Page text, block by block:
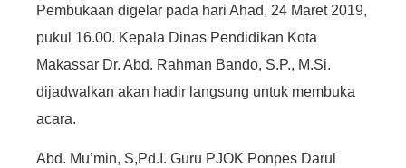
Pembukaan digelar pada hari Ahad, 24 Maret 2019,
pukul 16.00. Kepala Dinas Pendidikan Kota
Makassar Dr. Abd. Rahman Bando, S.P., M.Si.
dijadwalkan akan hadir langsung untuk membuka
acara.
Abd. Mu’min, S,Pd.I. Guru PJOK Ponpes Darul